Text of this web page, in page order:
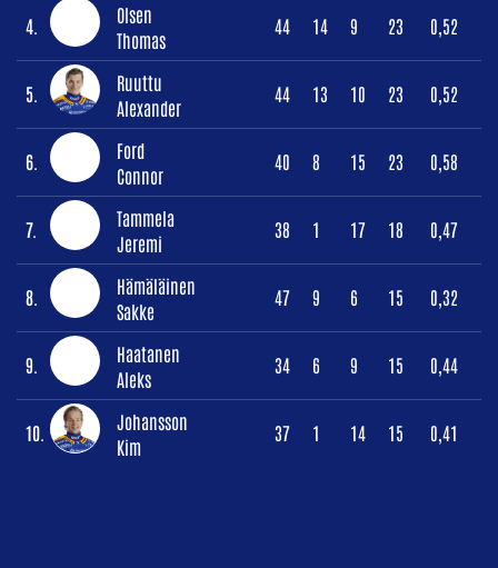
4.
Olsen
Thomas
44 14 9 23 0,52
5.
Ruuttu
Alexander
44 13 10 23 0,52
6.
Ford
Connor
40 8 15 23 0,58
7.
Tammela
Jeremi
38 1 17 18 0,47
8.
Hämäläinen
Sakke
47 9 6 15 0,32
9.
Haatanen
Aleks
34 6 9 15 0,44
10.
Johansson
Kim
37 1 14 15 0,41